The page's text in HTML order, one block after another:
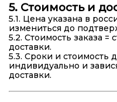
5. Стоимость и
5.1. Цена указана в
измениться до
5.2. Стоимость заказа =
доставки.
5.3. Сроки и стоимость
индивидуально и
доставки.